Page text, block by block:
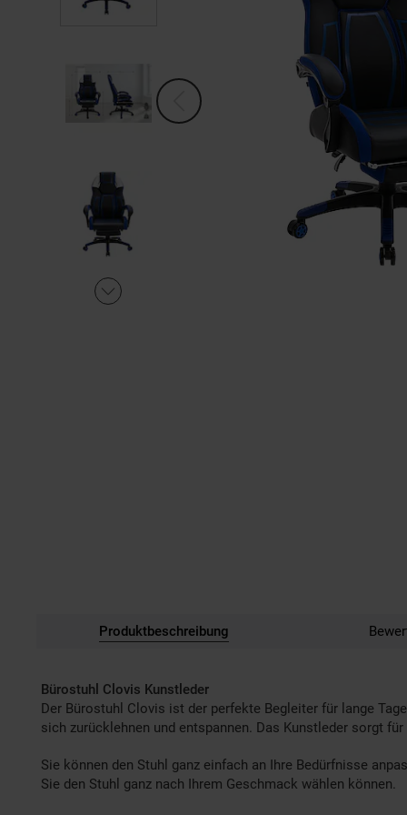
Produktbeschreibung
Bürostuhl Clovis Kunstleder
Der Bürostuhl Clovis ist der perfekte Begleiter für lange
sich zurücklehnen und entspannen. Das Kunstleder sorgt
Sie können den Stuhl ganz einfach an Ihre Bedürfnisse
Sie den Stuhl ganz nach Ihrem Geschmack wählen können.